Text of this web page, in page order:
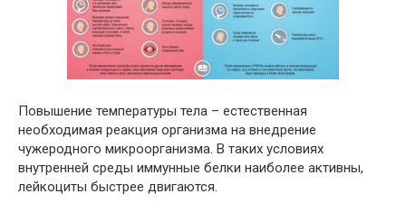
Повышение температуры тела – естественная
необходимая реакция организма на внедрение
чужеродного микроорганизма. В таких условиях
внутренней среды иммунные белки наиболее активны,
лейкоциты быстрее двигаются.